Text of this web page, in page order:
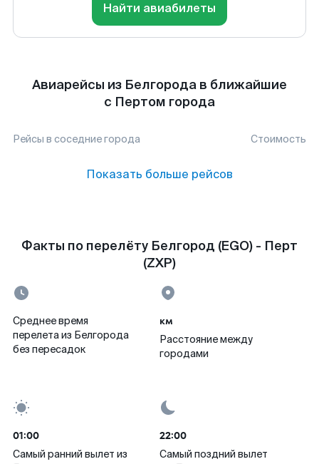
Найти авиабилеты
Авиарейсы из Белгорода в ближайшие
с Пертом города
Рейсы в соседние города Стоимость
Показать больше рейсов
Факты по перелёту Белгород (EGO) - Перт
(ZXP)
Среднее время
перелета из Белгорода
без пересадок
км
Расстояние между
городами
01:00
Самый ранний вылет из
22:00
Самый поздний вылет